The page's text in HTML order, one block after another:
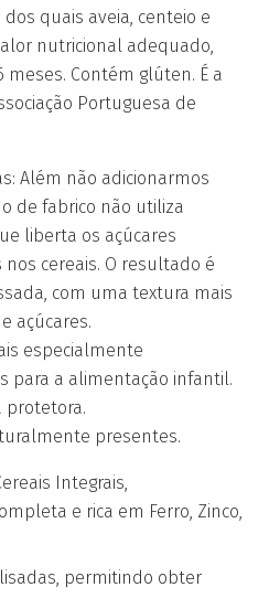
quais aveia, centeio e
nutricional adequado,
Contém glúten. É a
Portuguesa de
Além não adicionarmos
de fabrico não utiliza
liberta os açúcares
cereais. O resultado é
com uma textura mais
açúcares.
especialmente
para a alimentação infantil.
protetora.
presentes.
Integrais,
e rica em Ferro, Zinco,
permitindo obter